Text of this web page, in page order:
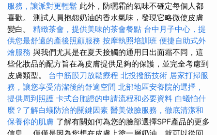
服務，讓派對更輕鬆 此外，防曬霜的氣味不確定每個人都
喜歡。 測試人員抱怨奶油的香水氣味，發現它略微使皮膚
變白。 精緻茶會，提供美味的茶會餐點 台中月子中心，提
供您最舒適的產後照顧服務 按摩執照培訓班 便捷自助式外
燴服務 與我們尤其是在夏天接觸的通用日出面霜不同，這
些化妝品的配方旨在為皮膚提供足夠的保護，並完全考慮到
皮膚類型。 台中筋膜刀放鬆療程 北投撥筋技術 居家打掃服
務，讓您享受清潔後的舒適空間 北部地區安養院的選擇，
提供周到照護 卡式台胞證的申請流程和必要資料 白蟻怕什
麼？了解白蟻防治的關鍵因素 醫美做臉服務，徹底清潔和
保養你的肌膚 了解有關如何為您的臉部選擇SPF產品的更多
信息。 僅僅是因為您想在皮膚上塗一層奶油，就可以從回